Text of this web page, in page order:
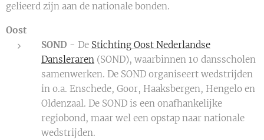
gelieerd zijn aan de nationale bonden.
Oost
SOND - De Stichting Oost Nederlandse
Dansleraren (SOND), waarbinnen 10 dansscholen
samenwerken. De SOND organiseert wedstrijden
in o.a. Enschede, Goor, Haaksbergen, Hengelo en
Oldenzaal. De SOND is een onafhankelijke
regiobond, maar wel een opstap naar nationale
wedstrijden.